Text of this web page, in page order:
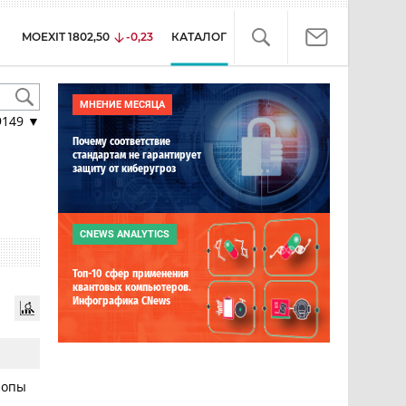
MOEXIT 1802,50 -0,23 КАТАЛОГ
▼
МНЕНИЕ МЕСЯЦА
Почему соответствие
стандартам не гарантирует
защиту от киберугроз
CNEWS ANALYTICS
Топ-10 сфер применения
квантовых компьютеров.
Инфографика CNews